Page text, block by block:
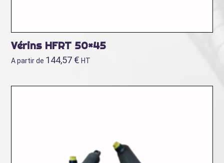
Vérins HFRT 50×45
A partir de 144,57 € HT